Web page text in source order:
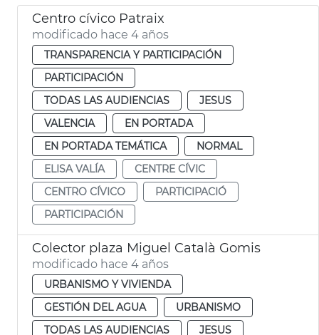
Centro cívico Patraix
modificado hace 4 años
TRANSPARENCIA Y PARTICIPACIÓN
PARTICIPACIÓN
TODAS LAS AUDIENCIAS
JESUS
VALENCIA
EN PORTADA
EN PORTADA TEMÁTICA
NORMAL
ELISA VALÍA
CENTRE CÍVIC
CENTRO CÍVICO
PARTICIPACIÓ
PARTICIPACIÓN
Colector plaza Miguel Català Gomis
modificado hace 4 años
URBANISMO Y VIVIENDA
GESTIÓN DEL AGUA
URBANISMO
TODAS LAS AUDIENCIAS
JESUS